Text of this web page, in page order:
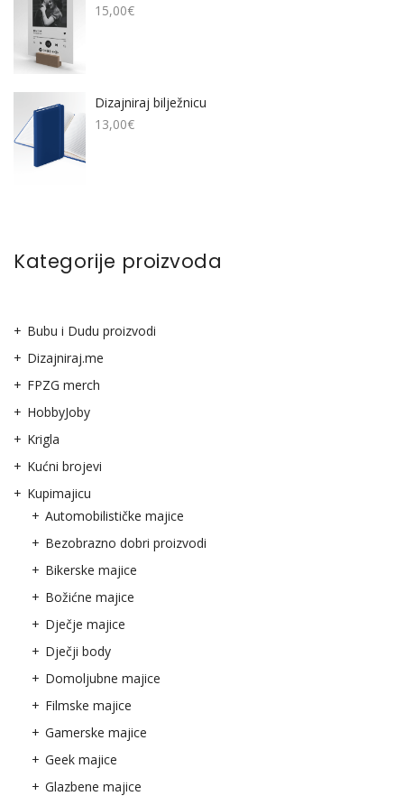
15,00€
Dizajniraj bilježnicu
13,00€
Kategorije proizvoda
Bubu i Dudu proizvodi
Dizajniraj.me
FPZG merch
HobbyJoby
Krigla
Kućni brojevi
Kupimajicu
Automobilističke majice
Bezobrazno dobri proizvodi
Bikerske majice
Božićne majice
Dječje majice
Dječji body
Domoljubne majice
Filmske majice
Gamerske majice
Geek majice
Glazbene majice